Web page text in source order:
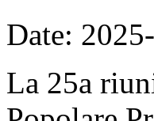
Date:
La 25a